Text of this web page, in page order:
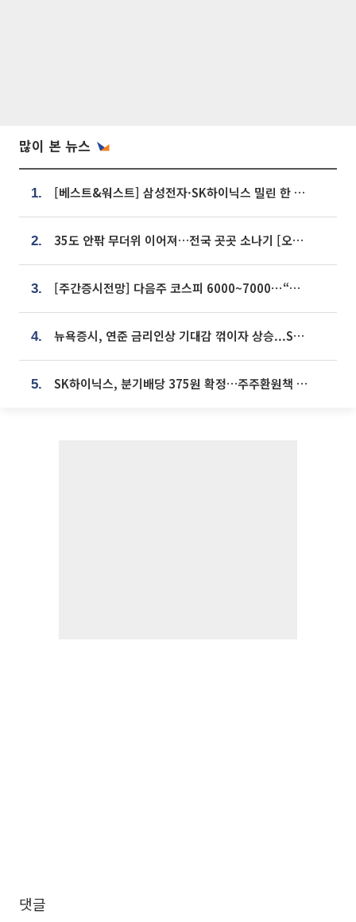
많이 본 뉴스
1. [베스트&워스트] 삼성전자·SK하이닉스 밀린 한 주…상상인증권은 85% 급등
2. 35도 안팎 무더위 이어져…전국 곳곳 소나기 [오늘 날씨]
3. [주간증시전망] 다음주 코스피 6000~7000⋯“外人 수급은 정책이 변수”
4. 뉴욕증시, 연준 금리인상 기대감 꺾이자 상승...S&P500 사상 최고치 [종합]
5. SK하이닉스, 분기배당 375원 확정…주주환원책 9월로 앞당겨 발표
댓글